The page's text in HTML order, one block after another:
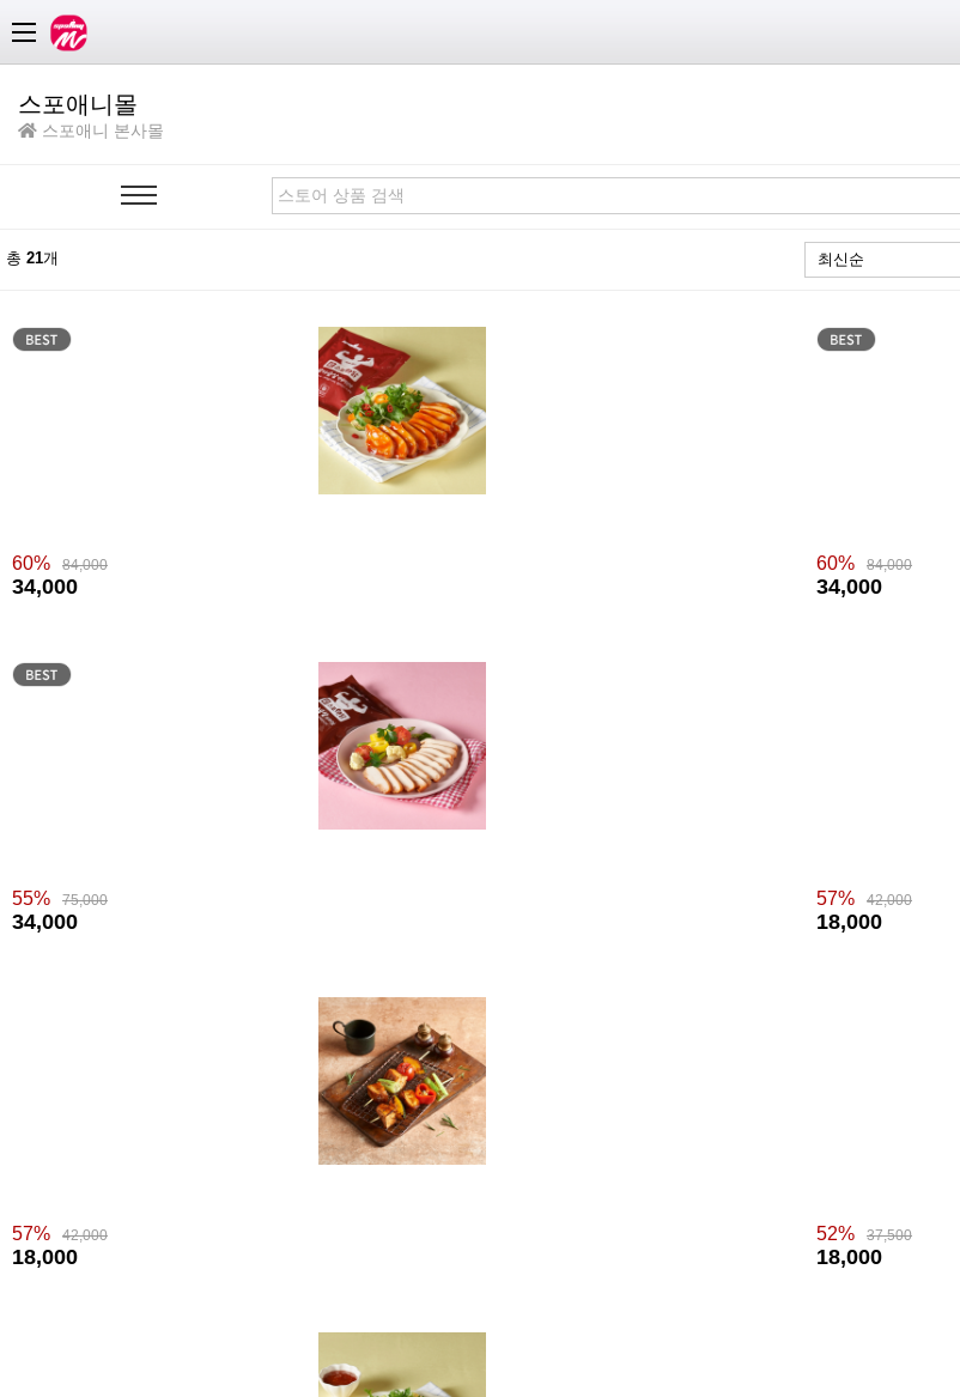
스포애니몰
스포애니 본사몰
총 21개
60% 84,000
34,000
60% 84,000
34,000
55% 75,000
34,000
57% 42,000
18,000
57% 42,000
18,000
52% 37,500
18,000